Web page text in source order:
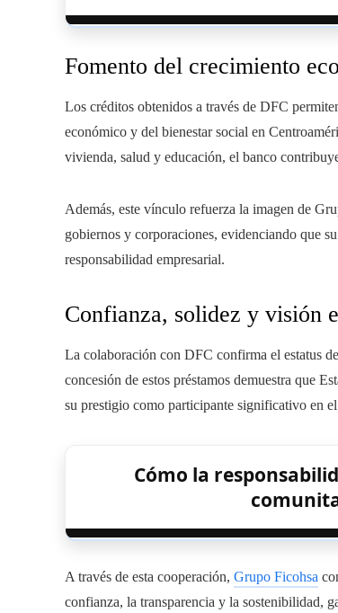
Fomento del crecimiento
Los créditos obtenidos a través de DFC
económico y del bienestar social en
vivienda, salud y educación, el banco
Además, este vínculo refuerza la imagen de
gobiernos y corporaciones, evidenciando que
responsabilidad empresarial.
Confianza, solidez y visión
La colaboración con DFC confirma el estatus
concesión de estos préstamos demuestra que
su prestigio como participante significativo en
Cómo la
A través de esta cooperación, Grupo Ficohsa
confianza, la transparencia y la sostenibilidad,